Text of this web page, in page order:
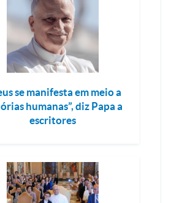
se manifesta em meio a
humanas”, diz Papa a
escritores